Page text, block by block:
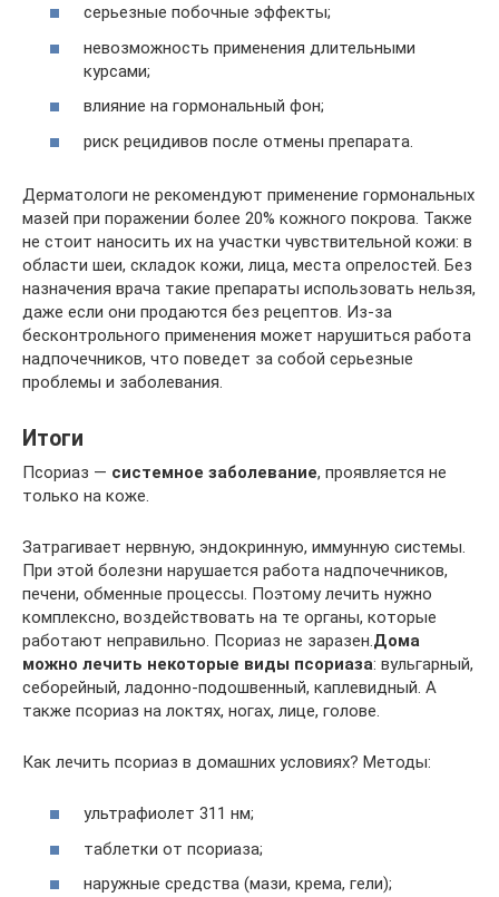
серьезные побочные эффекты;
невозможность применения длительными
курсами;
влияние на гормональный фон;
риск рецидивов после отмены препарата.
Дерматологи не рекомендуют применение гормональных
мазей при поражении более 20% кожного покрова. Также
не стоит наносить их на участки чувствительной кожи: в
области шеи, складок кожи, лица, места опрелостей. Без
назначения врача такие препараты использовать нельзя,
даже если они продаются без рецептов. Из-за
бесконтрольного применения может нарушиться работа
надпочечников, что поведет за собой серьезные
проблемы и заболевания.
Итоги
Псориаз — системное заболевание, проявляется не
только на коже.
Затрагивает нервную, эндокринную, иммунную системы.
При этой болезни нарушается работа надпочечников,
печени, обменные процессы. Поэтому лечить нужно
комплексно, воздействовать на те органы, которые
работают неправильно. Псориаз не заразен. Дома
можно лечить некоторые виды псориаза: вульгарный,
себорейный, ладонно-подошвенный, каплевидный. А
также псориаз на локтях, ногах, лице, голове.
Как лечить псориаз в домашних условиях? Методы:
ультрафиолет 311 нм;
таблетки от псориаза;
наружные средства (мази, крема, гели);